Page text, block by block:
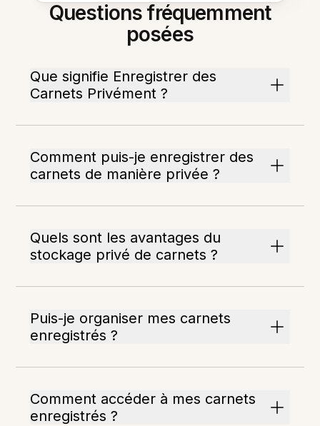
Questions fréquemment
posées
Que signifie Enregistrer des
Carnets Privément ?
Comment puis-je enregistrer des
carnets de manière privée ?
Quels sont les avantages du
stockage privé de carnets ?
Puis-je organiser mes carnets
enregistrés ?
Comment accéder à mes carnets
enregistrés ?